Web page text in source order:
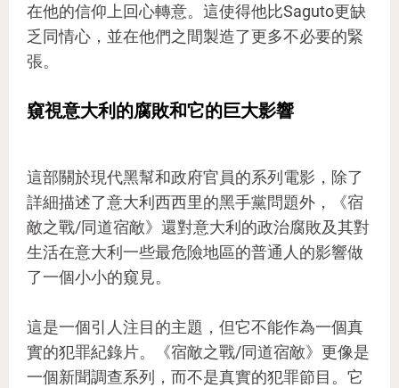
在他的信仰上回心轉意。這使得他比Saguto更缺
乏同情心，並在他們之間製造了更多不必要的緊
張。
窺視意大利的腐敗和它的巨大影響
這部關於現代黑幫和政府官員的系列電影，除了
詳細描述了意大利西西里的黑手黨問題外，《宿
敵之戰/同道宿敵》還對意大利的政治腐敗及其對
生活在意大利一些最危險地區的普通人的影響做
了一個小小的窺見。
這是一個引人注目的主題，但它不能作為一個真
實的犯罪紀錄片。《宿敵之戰/同道宿敵》更像是
一個新聞調查系列，而不是真實的犯罪節目。它